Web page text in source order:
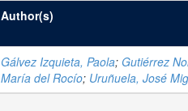
Author(s)
Gálvez Izquieta, Paola; Gutiérrez
María del Rocío; Uruñuela, José